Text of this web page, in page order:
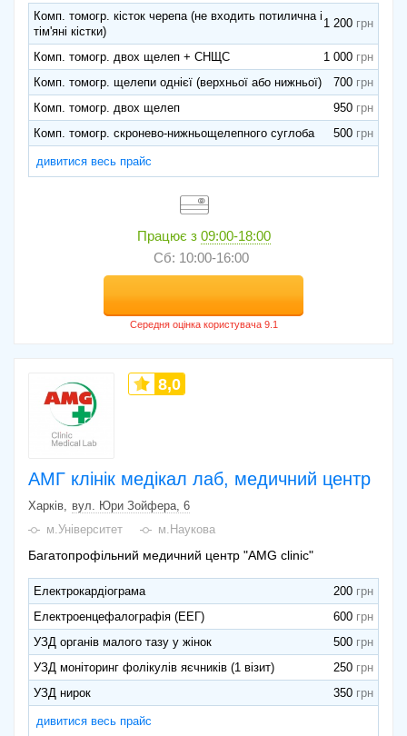
Комп. томогр. кісток черепа (не входить потилична і
тім'яні кістки)
1 200
Комп. томогр. двох щелеп + СНЩС
1 000
Комп. томогр. щелепи однієї (верхньої або нижньої)
700
Комп. томогр. двох щелеп
950
Комп. томогр. скронево-нижньощелепного суглоба
500
дивитися весь прайс
Працює з 09:00-18:00
Сб: 10:00-16:00
АМГ клінік медікал лаб, медичний центр
8,0
Харків
вул. Юри Зойфера, 6
м.Університет
м.Наукова
Багатопрофільний медичний центр "AMG clinic"
Електрокардіограма
200
Електроенцефалографія (ЕЕГ)
600
УЗД органів малого тазу у жінок
500
УЗД моніторинг фолікулів яєчників (1 візит)
250
УЗД нирок
350
дивитися весь прайс